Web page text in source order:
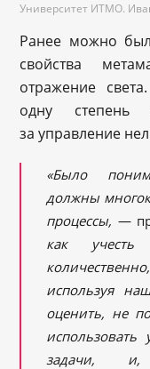
Университет ИТМО.
Ранее можно
свойства
отражение
одну степень
за управление
«Было
должны
процессы, —
как учесть
используя
оценить, не
использовать
задачи, и,